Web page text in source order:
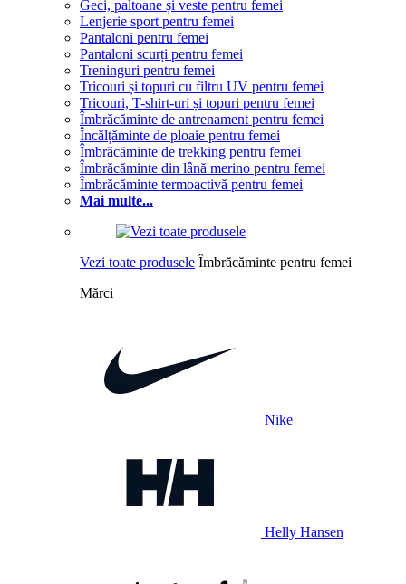
Geci, paltoane și veste pentru femei
Lenjerie sport pentru femei
Pantaloni pentru femei
Pantaloni scurți pentru femei
Treninguri pentru femei
Tricouri și topuri cu filtru UV pentru femei
Tricouri, T-shirt-uri și topuri pentru femei
Îmbrăcăminte de antrenament pentru femei
Încălțăminte de ploaie pentru femei
Îmbrăcăminte de trekking pentru femei
Îmbrăcăminte din lână merino pentru femei
Îmbrăcăminte termoactivă pentru femei
Mai multe...
Vezi toate produsele Îmbrăcăminte pentru femei
Mărci
Nike
Helly Hansen